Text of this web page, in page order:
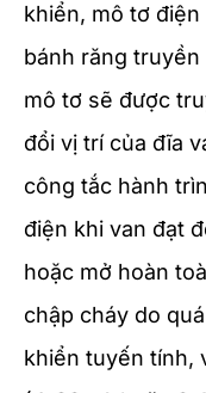
khiển, mô tơ
bánh răng
mô tơ sẽ được
đổi vị trí của đĩa
công tắc hành
điện khi van đạt
hoặc mở hoàn
chập cháy do
khiển tuyến tính,